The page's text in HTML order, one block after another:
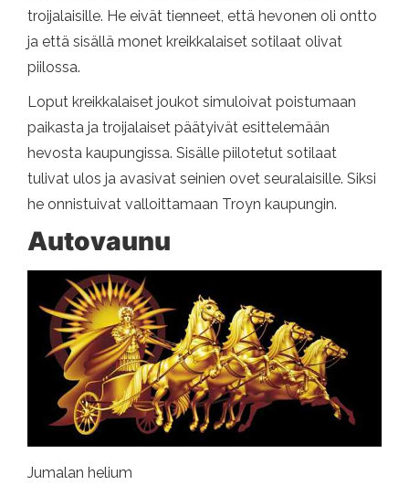
troijalaisille. He eivät tienneet, että hevonen oli ontto
ja että sisällä monet kreikkalaiset sotilaat olivat
piilossa.
Loput kreikkalaiset joukot simuloivat poistumaan
paikasta ja troijalaiset päätyivät esittelemään
hevosta kaupungissa. Sisälle piilotetut sotilaat
tulivat ulos ja avasivat seinien ovet seuralaisille. Siksi
he onnistuivat valloittamaan Troyn kaupungin.
Autovaunu
Jumalan helium